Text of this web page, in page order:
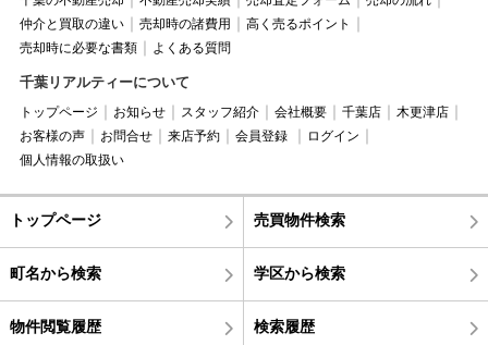
仲介と買取の違い
売却時の諸費用
高く売るポイント
売却時に必要な書類
よくある質問
千葉リアルティーについて
トップページ お知らせ スタッフ紹介 会社概要 千葉店
木更津店
お客様の声
お問合せ 来店予約 会員登録
ログイン
個人情報の取扱い
トップページ 売買物件検索
町名から検索 学区から検索
物件閲覧履歴 検索履歴